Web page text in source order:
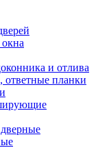
и отлива
планки